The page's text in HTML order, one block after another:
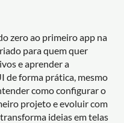
zero ao primeiro app na
para quem quer
e aprender a
de forma prática, mesmo
como configurar o
projeto e evoluir com
ideias em telas